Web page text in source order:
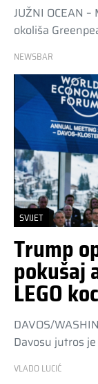
JUŽNI OCEAN
okoliša
NEWSBAR
SVIJET
Trump
pokušaj
LEGO
DAVOS/
Davosu jutros
VLADO LUCIĆ